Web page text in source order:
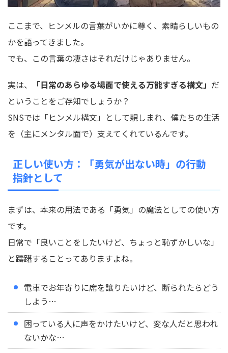
ここまで、ヒンメルの言葉がいかに尊く、素晴らしいもの
かを語ってきました。
でも、この言葉の凄さはそれだけじゃありません。
実は、 「日常のあらゆる場面で使える万能すぎる構文」 だ
ということをご存知でしょうか？
SNSでは「ヒンメル構文」として親しまれ、僕たちの生活
を（主にメンタル面で）支えてくれているんです。
正しい使い方：「勇気が出ない時」の行動
指針として
まずは、本来の用法である「勇気」の魔法としての使い方
です。
日常で「良いことをしたいけど、ちょっと恥ずかしいな」
と躊躇することってありますよね。
電車でお年寄りに席を譲りたいけど、断られたらどう
しよう…
困っている人に声をかけたいけど、変な人だと思われ
ないかな…